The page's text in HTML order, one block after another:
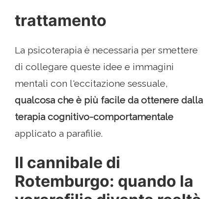
trattamento
La psicoterapia è necessaria per smettere
di collegare queste idee e immagini
mentali con l'eccitazione sessuale,
qualcosa che è più facile da ottenere dalla
terapia cognitivo-comportamentale
applicato a parafilie.
Il cannibale di
Rotemburgo: quando la